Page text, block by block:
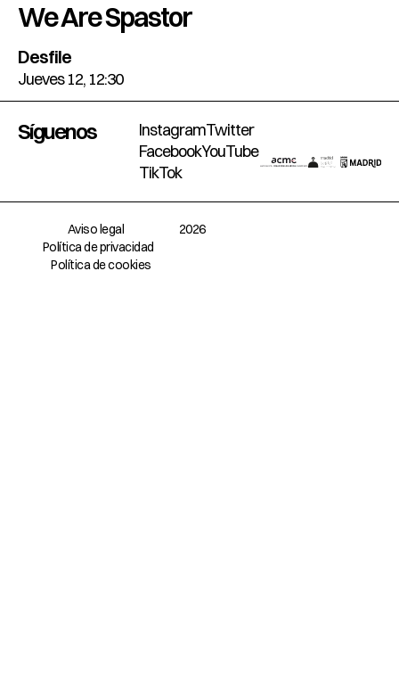
We Are Spastor
Desfile
Jueves 12, 12:30
Síguenos InstagramTwitter
FacebookYouTube
TikTok
Aviso legal
Política de privacidad
Política de cookies
2026